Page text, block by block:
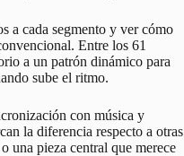
a cada segmento y ver cómo
Entre los 61
a un patrón dinámico para
sube el ritmo.
con música y
la diferencia respecto a otras
una pieza central que merece